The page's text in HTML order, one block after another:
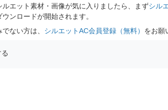
エット素材・画像が気に入りましたら、まずシル
ンロードが開始されます。
ない方は、 シルエットAC会員登録（無料） をお願